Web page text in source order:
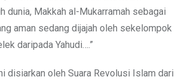
dunia, Makkah al-Mukarramah sebagai
aman sedang dijajah oleh sekelompok
daripada Yahudi….”
disiarkan oleh Suara Revolusi Islam dari